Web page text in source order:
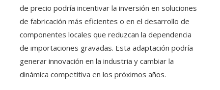
de precio podría incentivar la inversión en soluciones
de fabricación más eficientes o en el desarrollo de
componentes locales que reduzcan la dependencia
de importaciones gravadas. Esta adaptación podría
generar innovación en la industria y cambiar la
dinámica competitiva en los próximos años.